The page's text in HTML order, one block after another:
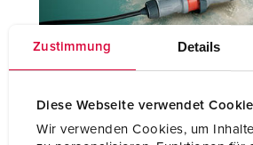
Zustimmung Details
Diese Webseite verwendet
Wir verwenden Cookies, um
A nossa família PowerTOP® Xtra: Fichas
todas as aplicações